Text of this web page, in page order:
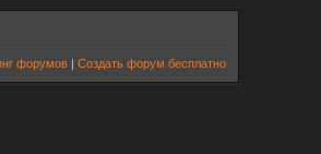
форумов | Создать форум бесплатно